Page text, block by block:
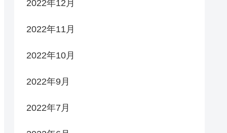
2022年12月
2022年11月
2022年10月
2022年9月
2022年7月